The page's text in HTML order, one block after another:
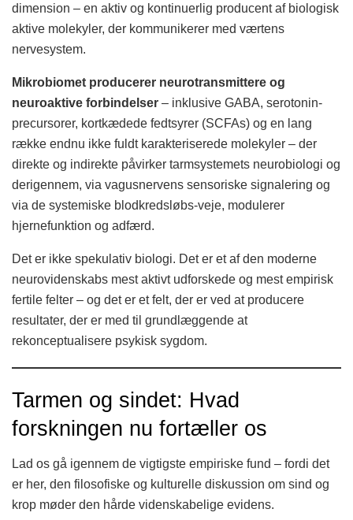
dimension – en aktiv og kontinuerlig producent af biologisk
aktive molekyler, der kommunikerer med værtens
nervesystem.
Mikrobiomet producerer neurotransmittere og
neuroaktive forbindelser – inklusive GABA, serotonin-
precursorer, kortkædede fedtsyrer (SCFAs) og en lang
række endnu ikke fuldt karakteriserede molekyler – der
direkte og indirekte påvirker tarmsystemets neurobiologi og
derigennem, via vagusnervens sensoriske signalering og
via de systemiske blodkredsløbs-veje, modulerer
hjernefunktion og adfærd.
Det er ikke spekulativ biologi. Det er et af den moderne
neurovidenskabs mest aktivt udforskede og mest empirisk
fertile felter – og det er et felt, der er ved at producere
resultater, der er med til grundlæggende at
rekonceptualisere psykisk sygdom.
Tarmen og sindet: Hvad
forskningen nu fortæller os
Lad os gå igennem de vigtigste empiriske fund – fordi det
er her, den filosofiske og kulturelle diskussion om sind og
krop møder den hårde videnskabelige evidens.